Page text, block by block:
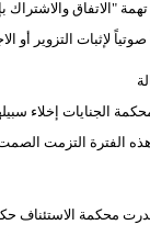
"الاتفاق
لإثبات التزوير أو
الجنايات إخلاء
هذه الفترة التزمت
محكمة الاستئناف